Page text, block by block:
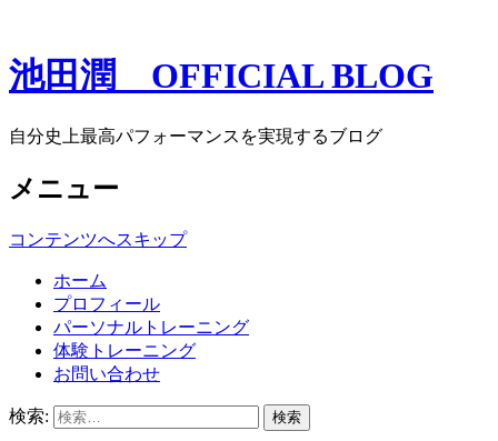
池田潤 OFFICIAL BLOG
自分史上最高パフォーマンスを実現するブログ
メニュー
コンテンツへスキップ
ホーム
プロフィール
パーソナルトレーニング
体験トレーニング
お問い合わせ
検索: